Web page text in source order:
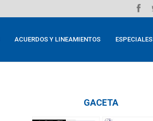
ACUERDOS Y LINEAMIENTOS ESPECIALES
GACETA